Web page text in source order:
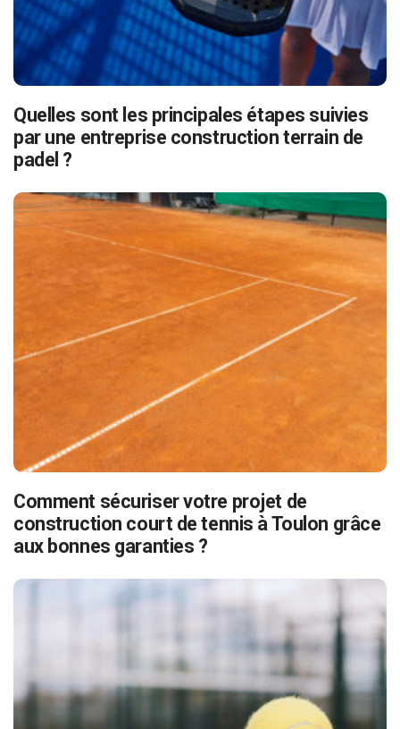
Quelles sont les principales étapes suivies
par une entreprise construction terrain de
padel ?
Comment sécuriser votre projet de
construction court de tennis à Toulon grâce
aux bonnes garanties ?